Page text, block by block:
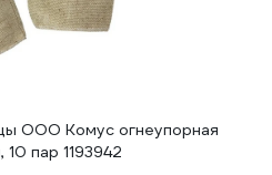
ООО Комус огнеупорная
пар 1193942